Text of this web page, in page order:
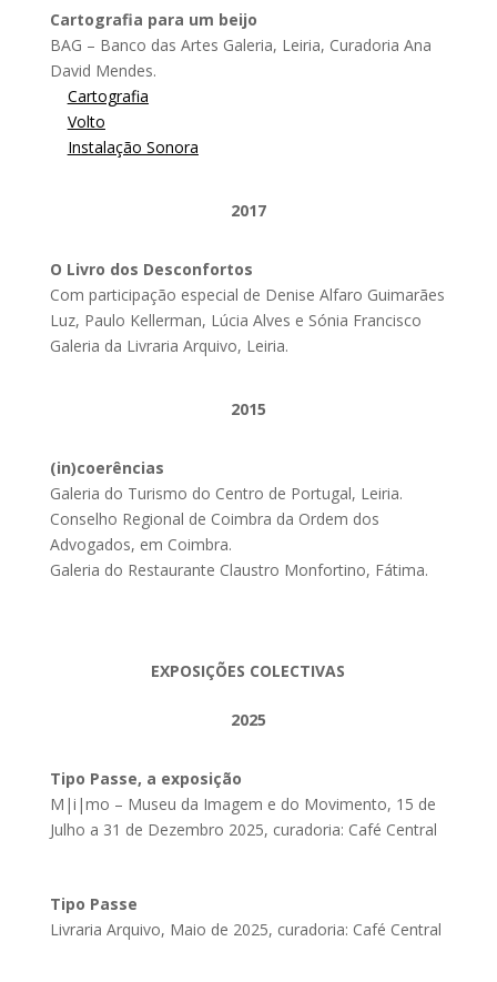
Cartografia para um beijo
BAG – Banco das Artes Galeria, Leiria, Curadoria Ana
David Mendes.
Cartografia
Volto
Instalação Sonora
2017
O Livro dos Desconfortos
Com participação especial de Denise Alfaro Guimarães
Luz, Paulo Kellerman, Lúcia Alves e Sónia Francisco
Galeria da Livraria Arquivo, Leiria.
2015
(in)coerências
Galeria do Turismo do Centro de Portugal, Leiria.
Conselho Regional de Coimbra da Ordem dos
Advogados, em Coimbra.
Galeria do Restaurante Claustro Monfortino, Fátima.
EXPOSIÇÕES COLECTIVAS
2025
Tipo Passe, a exposição
M|i|mo – Museu da Imagem e do Movimento, 15 de
Julho a 31 de Dezembro 2025, curadoria: Café Central
Tipo Passe
Livraria Arquivo, Maio de 2025, curadoria: Café Central